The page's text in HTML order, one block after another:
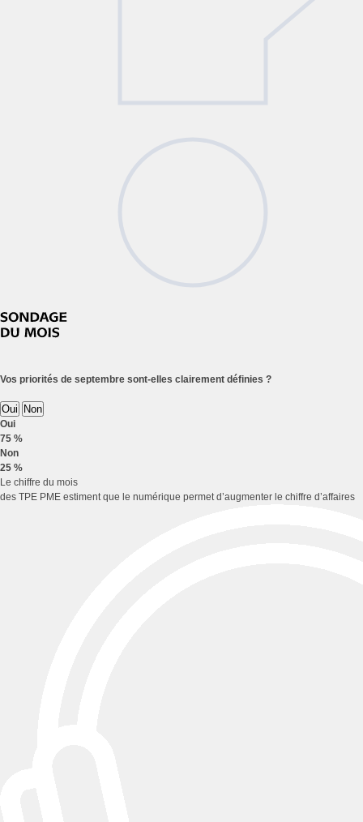
Vos priorités de septembre sont-elles clairement définies ?
Oui Non
Oui
75 %
Non
25 %
Le chiffre du mois
des TPE PME estiment que le numérique permet d’augmenter le chiffre d’affaires